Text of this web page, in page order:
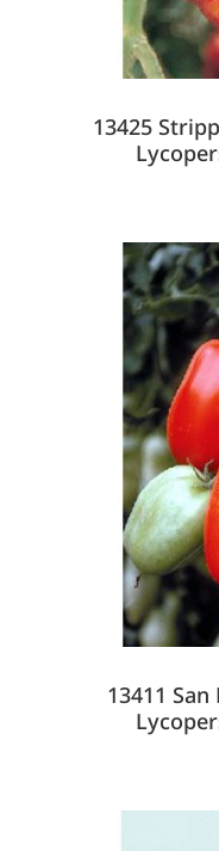
13425
13411 San